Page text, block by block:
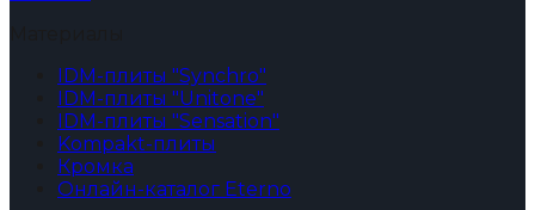
IDM-плиты "Synchro"
IDM-плиты "Unitone"
IDM-плиты "Sensation"
Kompakt-плиты
Кромка
Онлайн-каталог Eterno